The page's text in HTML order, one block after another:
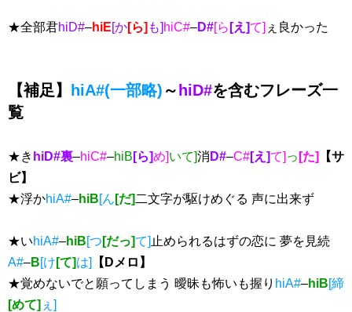
★全部君hiD#–hiE[か[ら] も] hiC#–D#[ら [え]て] ぇ良かった
【補足】 hiA#(一部略) ～ hiD#を含むフレーズ一
覧
★き hiD#裏–hiC#–hiB [ら]め]いて]消 D#–C#[え]て] っ [た]
【サ
ビ】
★浮かhiA#–hiB[ん [だ] 二文字が駆けめぐる 声に出来ず
★いhiA#–hiB[つ [だっ]て] 止められるはずの恋に 夢を見続
A#–B[け [て]は]
【Dメロ】
★覚めないでと願ってしまう 曖昧も怖いも握り hiA#–hiB[締
[めて] ぇ]